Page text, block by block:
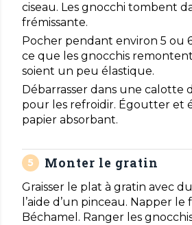
ciseau. Les gnocchi tombent
frémissante.
Pocher pendant environ 5 ou
ce que les gnocchis
soient un peu élastique.
Débarrasser dans une calotte
pour les refroidir. Égoutter et
papier absorbant.
Monter le gratin
Graisser le plat à gratin avec
l’aide d’un pinceau. Napper
Béchamel. Ranger les